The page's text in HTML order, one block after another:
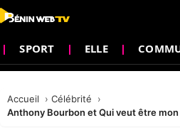
SPORT ELLE
Accueil
Célébrité
Anthony Bourbon et Qui veut être